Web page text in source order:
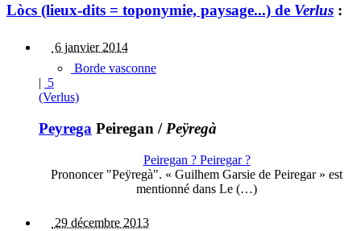
Lòcs (lieux-dits = toponymie, paysage...) de Verlus :
6 janvier 2014
Borde vasconne
| 5
(Verlus)
Peyrega Peiregan / Peÿregà
Peiregan ? Peiregar ?
Prononcer "Peÿregà". « Guilhem Garsie de Peiregar » est
mentionné dans Le (…)
29 décembre 2013